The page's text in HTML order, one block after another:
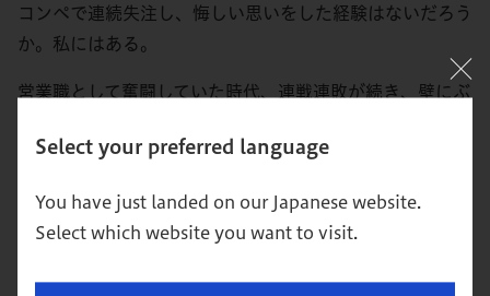
Select your preferred language
You have just landed on our Japanese website.
Select which website you want to visit.
コンペで連続失注し、悔しい思いをした経験はないだろう
か。私にはある。
営業職として奮闘していた時代、連戦連敗が続き、壁にぶ
ところ、ある書籍と出会い、状況が好転した。それが、今
業』シリーズだ。本書はその『無敗営業』の著者である高
橋浩一 氏による新著である。